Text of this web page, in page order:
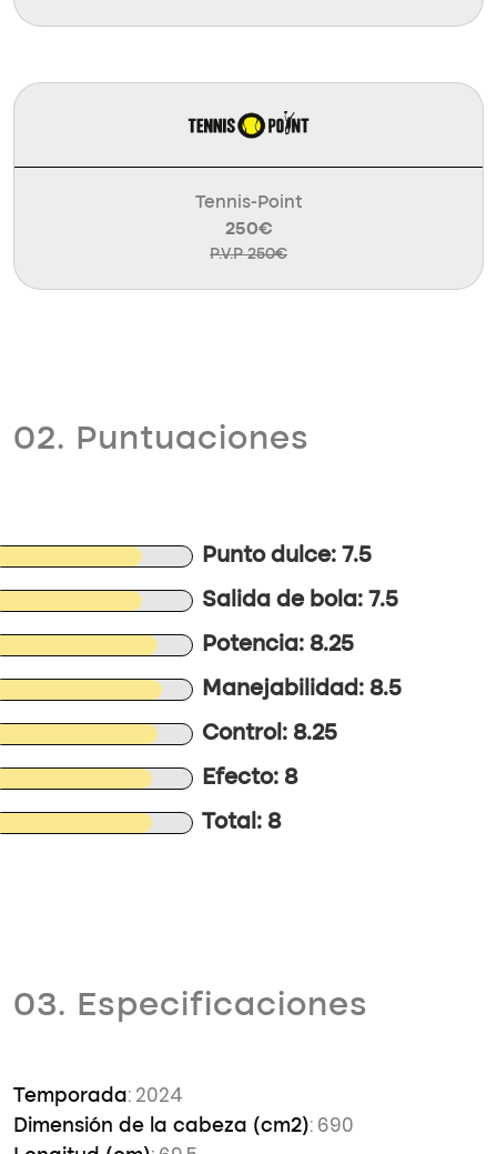
Tennis-Point
250€
P.V.P 250€
02. Puntuaciones
Punto dulce: 7.5
Salida de bola: 7.5
Potencia: 8.25
Manejabilidad: 8.5
Control: 8.25
Efecto: 8
Total: 8
03. Especificaciones
Temporada: 2024
Dimensión de la cabeza (cm2): 690